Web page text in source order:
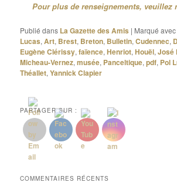
Pour plus de renseignements, veuillez
Publié dans La Gazette des Amis | Marqué avec
Lucas,Art, Brest, Breton, Bulletin,Cudennec,
Eugène Clérissy,faïence,Henriot,Houël,José
Micheau-Vernez,musée, Panceltique,pdf, Pol
Théallet,Yannick Clapier
PARTAGER SUR :
COMMENTAIRES RÉCENTS